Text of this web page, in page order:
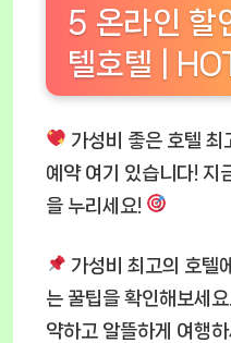
5 온라인 할
텔호텔 |
가성비 좋은 호텔 최
예약 여기 있습니다! 지
을 누리세요!
가성비 최고의 호텔
는 꿀팁을 확인해보세요.
약하고 알뜰하게 여행